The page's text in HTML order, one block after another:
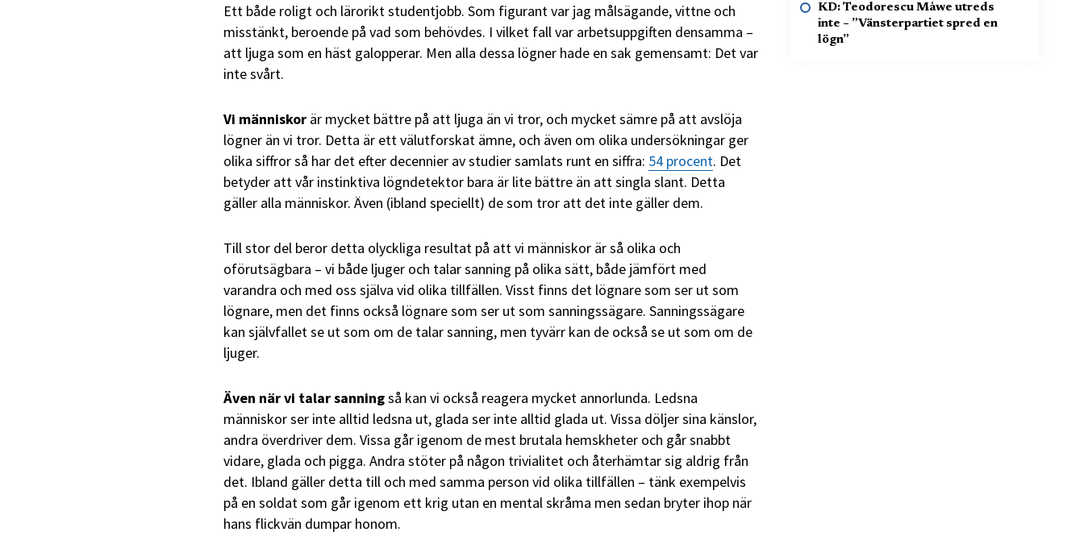
Ett både roligt och lärorikt studentjobb. Som figurant var jag målsägande, vittne och
misstänkt, beroende på vad som behövdes. I vilket fall var arbetsuppgiften densamma –
att ljuga som en häst galopperar. Men alla dessa lögner hade en sak gemensamt: Det var
inte svårt.
Vi människor är mycket bättre på att ljuga än vi tror, och mycket sämre på att avslöja
lögner än vi tror. Detta är ett välutforskat ämne, och även om olika undersökningar ger
olika siffror så har det efter decennier av studier samlats runt en siffra: 54 procent. Det
betyder att vår instinktiva lögndetektor bara är lite bättre än att singla slant. Detta
gäller alla människor. Även (ibland speciellt) de som tror att det inte gäller dem.
Till stor del beror detta olyckliga resultat på att vi människor är så olika och
oförutsägbara – vi både ljuger och talar sanning på olika sätt, både jämfört med
varandra och med oss själva vid olika tillfällen. Visst finns det lögnare som ser ut som
lögnare, men det finns också lögnare som ser ut som sanningssägare. Sanningssägare
kan självfallet se ut som om de talar sanning, men tyvärr kan de också se ut som om de
ljuger.
Även när vi talar sanningså kan vi också reagera mycket annorlunda. Ledsna
människor ser inte alltid ledsna ut, glada ser inte alltid glada ut. Vissa döljer sina känslor,
andra överdriver dem. Vissa går igenom de mest brutala hemskheter och går snabbt
vidare, glada och pigga. Andra stöter på någon trivialitet och återhämtar sig aldrig från
det. Ibland gäller detta till och med samma person vid olika tillfällen – tänk exempelvis
på en soldat som går igenom ett krig utan en mental skråma men sedan bryter ihop när
hans flickvän dumpar honom.
KD: Teodorescu Måwe utreds
inte – ”Vänsterpartiet spred en
lögn”